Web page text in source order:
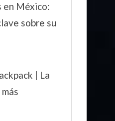
en México:
sobre su
| La